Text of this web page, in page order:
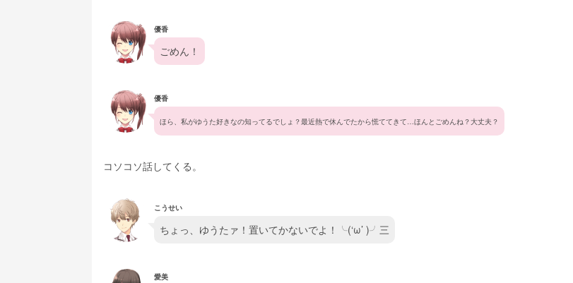
優香
ごめん！
優香
ほら、私がゆうた好きなの知ってるでしょ？最近熱で休んでたから慌ててきて…ほんとごめんね？大丈夫？
コソコソ話してくる。
こうせい
ちょっ、ゆうたァ！置いてかないでよ！╰(‘ω’ )╯三
愛美